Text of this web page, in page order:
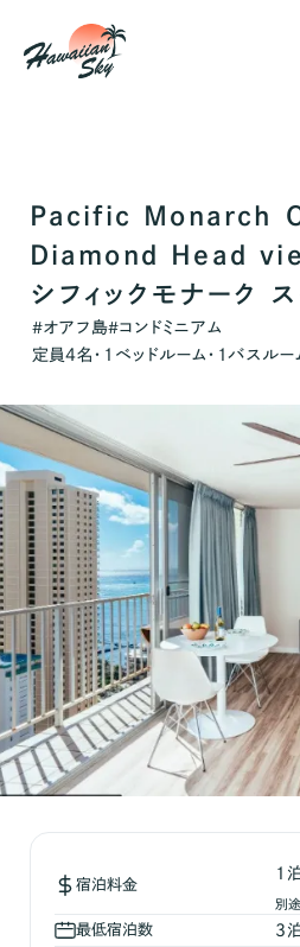
Pacific Monarch
Diamond Head
シフィックモナーク
#オアフ島#コンドミニアム
定員4名・ 1 ベッドルーム・ 1バスルー
宿泊料金
1
別
最低宿泊数 3